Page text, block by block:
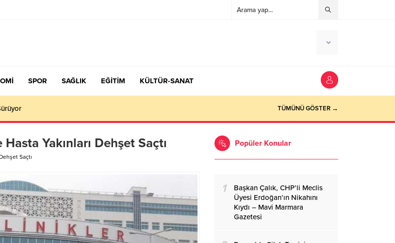
SPOR SAĞLIK EĞİTİM KÜLTÜR-SANAT
Kılavuzu yayımlandı – Nefes Gazetesi – Kocaeli Haber TÜMÜNÜ GÖSTER →
Yakınları Dehşet Saçtı
Saçtı
Popüler Konular
1
Başkan Çalık, CHP’li Meclis
Üyesi Erdoğan’ın Nikahını
Kıydı – Mavi Marmara
Gazetesi